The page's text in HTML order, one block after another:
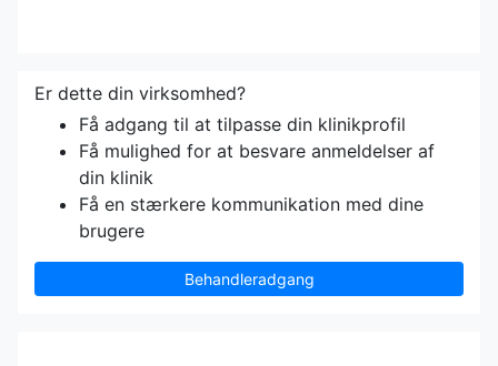
Er dette din virksomhed?
Få adgang til at tilpasse din klinikprofil
Få mulighed for at besvare anmeldelser af
din klinik
Få en stærkere kommunikation med dine
brugere
Behandleradgang